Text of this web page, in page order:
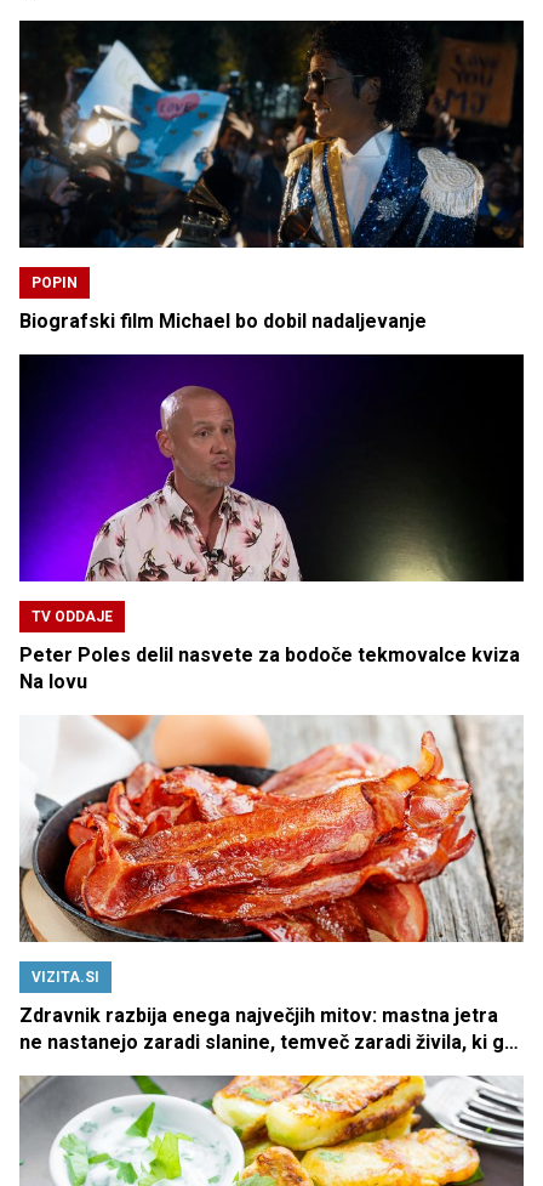
POPIN
Biografski film Michael bo dobil nadaljevanje
TV ODDAJE
Peter Poles delil nasvete za bodoče tekmovalce kviza
Na lovu
VIZITA.SI
Zdravnik razbija enega največjih mitov: mastna jetra
ne nastanejo zaradi slanine, temveč zaradi živila, ki ga